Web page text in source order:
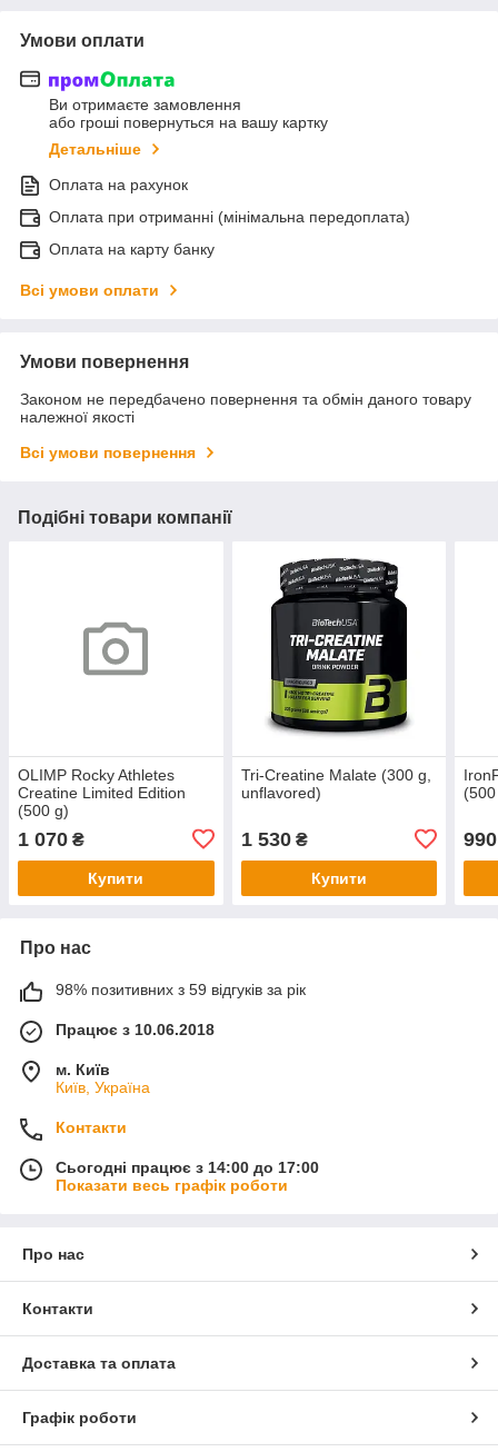
Умови оплати
Ви отримаєте замовлення
або гроші повернуться на вашу картку
Детальніше
Оплата на рахунок
Оплата при отриманні (мінімальна передоплата)
Оплата на карту банку
Всі умови оплати
Умови повернення
Законом не передбачено повернення та обмін даного товару
належної якості
Всі умови повернення
Подібні товари компанії
OLIMP Rocky Athletes
Creatine Limited Edition
(500 g)
1 070 ₴
Купити
Tri-Creatine Malate (300 g,
unflavored)
1 530₴
Купити
990
Про нас
98% позитивних з 59 відгуків за рік
Працює з 10.06.2018
м. Київ
Київ, Україна
Контакти
Сьогодні працює з 14:00 до 17:00
Показати весь графік роботи
Про нас
Контакти
Доставка та оплата
Графік роботи